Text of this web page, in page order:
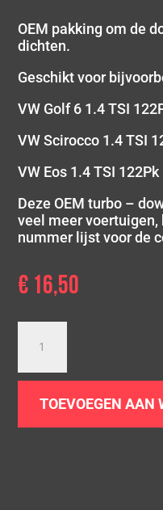
OEM pakking om de
dichten.
Geschikt voor
VW Golf 6 1.4 TSI
VW Scirocco 1.4 TSI
VW Eos 1.4 TSI 122Pk
Deze OEM turbo –
veel meer
nummer lijst voor de
€ 16,50
downpipe
VAG
TOEVOEGEN AAN